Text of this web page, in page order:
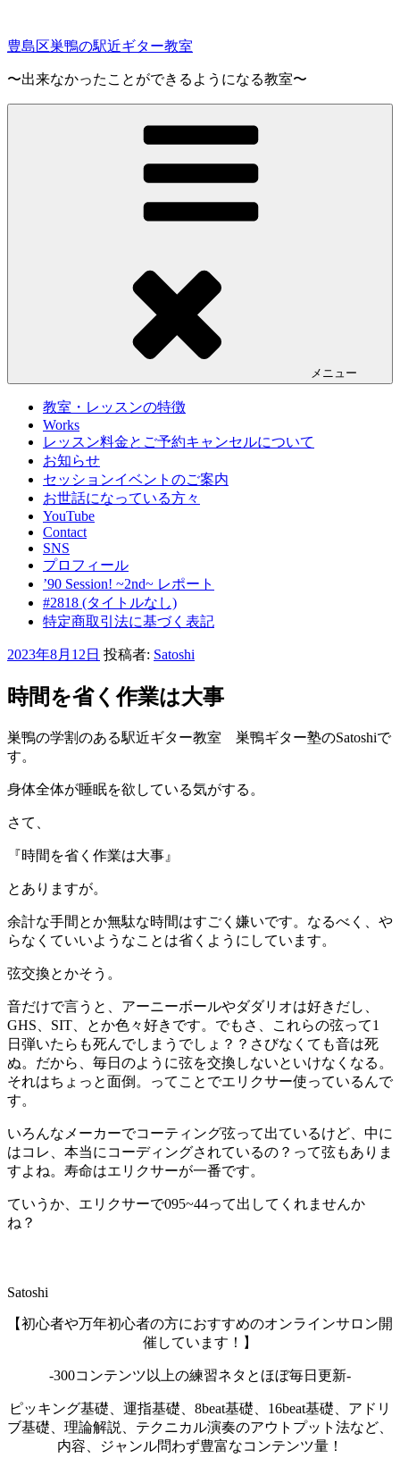
テ
へ
豊島区巣鴨の駅近ギター教室
〜出来なかったことができるようになる教室〜
メニュー
教室・レッスンの特徴
Works
レッスン料金とご予約キャンセルについて
お知らせ
セッションイベントのご案内
お世話になっている方々
YouTube
Contact
SNS
プロフィール
’90 Session! ~2nd~ レポート
#2818 (タイトルなし)
特定商取引法に基づく表記
投
日:
2023年8月12日 投稿者: Satoshi
時間を省く作業は大事
巣鴨の学割のある駅近ギター教室 巣鴨ギター塾のSatoshiで
す。
身体全体が睡眠を欲している気がする。
さて、
『時間を省く作業は大事』
とありますが。
余計な手間とか無駄な時間はすごく嫌いです。なるべく、や
らなくていいようなことは省くようにしています。
弦交換とかそう。
音だけで言うと、アーニーボールやダダリオは好きだし、
GHS、SIT、とか色々好きです。でもさ、これらの弦って1
日弾いたらも死んでしまうでしょ？？さびなくても音は死
ぬ。だから、毎日のように弦を交換しないといけなくなる。
それはちょっと面倒。ってことでエリクサー使っているんで
す。
いろんなメーカーでコーティング弦って出ているけど、中に
はコレ、本当にコーディングされているの？って弦もありま
すよね。寿命はエリクサーが一番です。
ていうか、エリクサーで095~44って出してくれませんか
ね？
Satoshi
【初心者や万年初心者の方におすすめのオンラインサロン開
催しています！】
-300コンテンツ以上の練習ネタとほぼ毎日更新-
ピッキング基礎、運指基礎、8beat基礎、16beat基礎、アドリ
ブ基礎、理論解説、テクニカル演奏のアウトプット法など、
内容、ジャンル問わず豊富なコンテンツ量！